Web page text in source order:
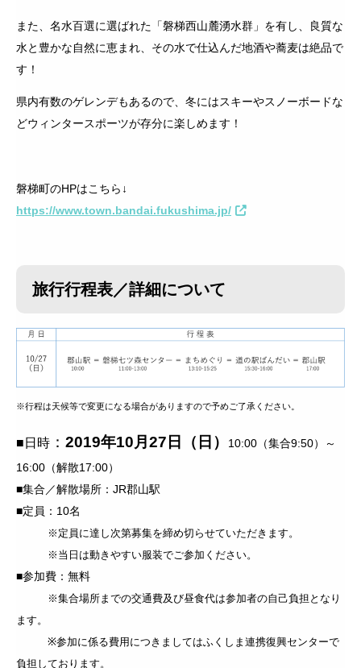
また、名水百選に選ばれた「磐梯西山麓湧水群」を有し、良質な
水と豊かな自然に恵まれ、その水で仕込んだ地酒や蕎麦は絶品で
す！
県内有数のゲレンデもあるので、冬にはスキーやスノーボードな
どウィンタースポーツが存分に楽しめます！
磐梯町のHPはこちら↓
https://www.town.bandai.fukushima.jp/
旅行行程表／詳細について
※行程は天候等で変更になる場合がありますので予めご了承ください。
■日時 ： 2019年10月27日（日）
10:00（集合9:50）～
16:00（解散17:00）
■集合／解散場所：JR郡山駅
■定員：10名
※定員に達し次第募集を締め切らせていただきます。
※当日は動きやすい服装でご参加ください。
■参加費：無料
※集合場所までの交通費及び昼食代は参加者の自己負担となり
ます。
※参加に係る費用につきましてはふくしま連携復興センターで
負担しております。